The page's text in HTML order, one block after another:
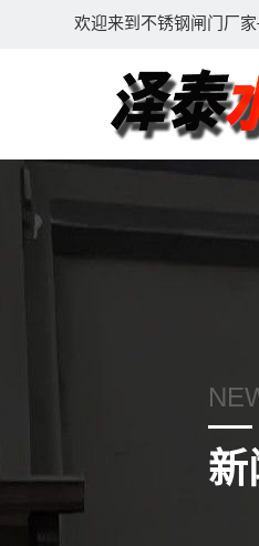
欢迎来到不锈钢闸门厂
新